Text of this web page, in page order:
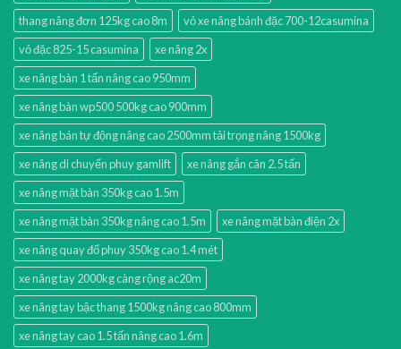
thang nâng đơn 125kg cao 8m
vỏ xe nâng bánh đặc 700-12casumina
vỏ đặc 825-15 casumina
xe nâng 2x
xe nâng bàn 1 tấn nâng cao 950mm
xe nâng bàn wp500 500kg cao 900mm
xe nâng bán tự động nâng cao 2500mm tải trọng nâng 1500kg
xe nâng di chuyển phuy gamlift
xe nâng gắn cân 2.5 tấn
xe nâng mặt bàn 350kg cao 1.5m
xe nâng mặt bàn 350kg nâng cao 1.5m
xe nâng mặt bàn điện 2x
xe nâng quay đổ phuy 350kg cao 1.4 mét
xe nâng tay 2000kg càng rộng ac20m
xe nâng tay bậc thang 1500kg nâng cao 800mm
xe nâng tay cao 1.5 tấn nâng cao 1.6m